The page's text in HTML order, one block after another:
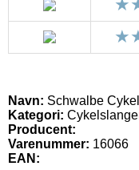
Navn: Schwalbe
Kategori:
Producent:
Varenummer: 16066
EAN: